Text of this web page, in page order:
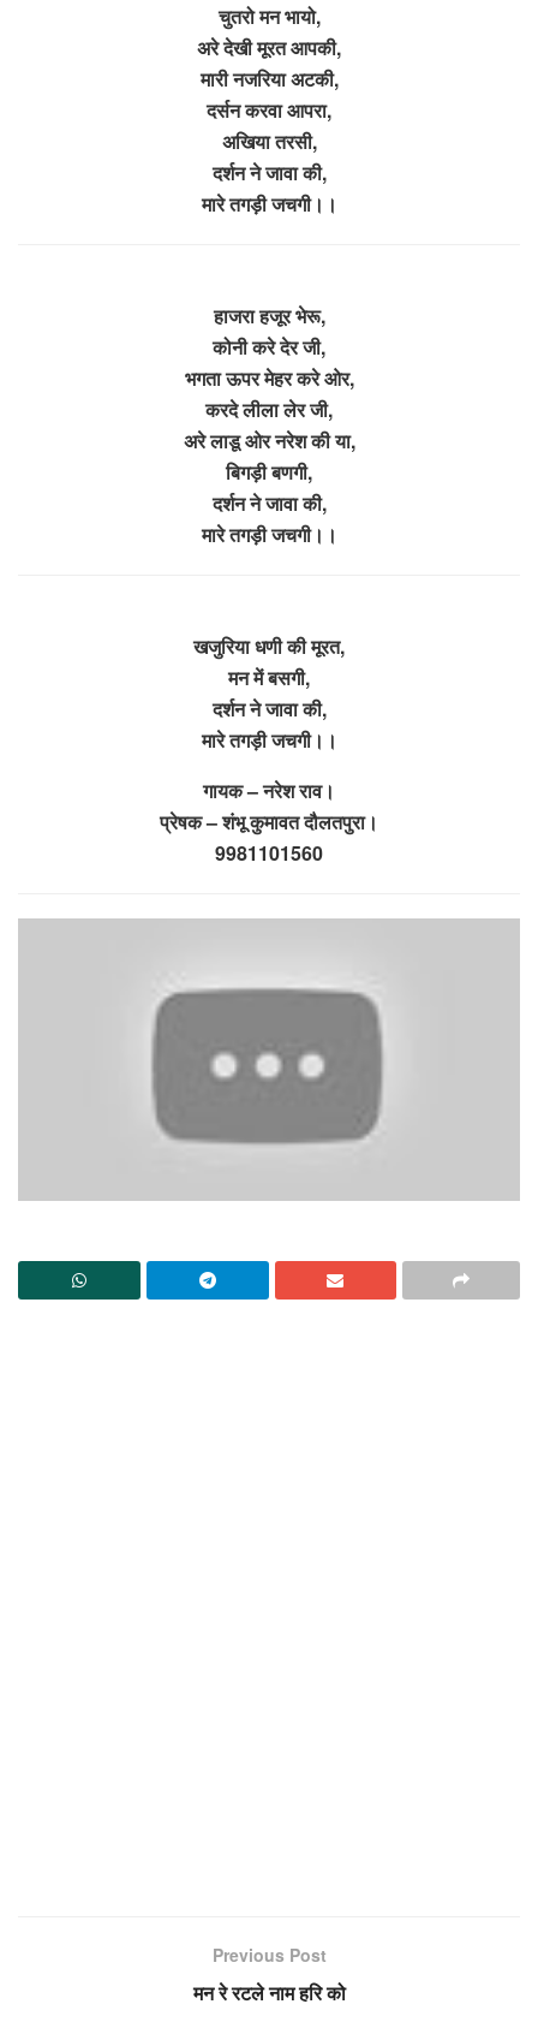
चुतरो मन भायो,
अरे देखी मूरत आपकी,
मारी नजरिया अटकी,
दर्सन करवा आपरा,
अखिया तरसी,
दर्शन ने जावा की,
मारे तगड़ी जचगी।।
हाजरा हजूर भेरू,
कोनी करे देर जी,
भगता ऊपर मेहर करे ओर,
करदे लीला लेर जी,
अरे लाडू ओर नरेश की या,
बिगड़ी बणगी,
दर्शन ने जावा की,
मारे तगड़ी जचगी।।
खजुरिया धणी की मूरत,
मन में बसगी,
दर्शन ने जावा की,
मारे तगड़ी जचगी।।
गायक – नरेश राव।
प्रेषक – शंभू कुमावत दौलतपुरा।
9981101560
Previous Post
मन रे रटले नाम हरि को